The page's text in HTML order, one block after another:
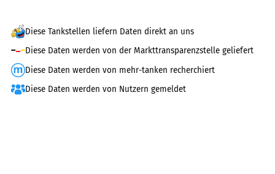
Diese Tankstellen liefern Daten direkt an uns
Diese Daten werden von der Markttransparenzstelle geliefert
Diese Daten werden von mehr-tanken recherchiert
Diese Daten werden von Nutzern gemeldet